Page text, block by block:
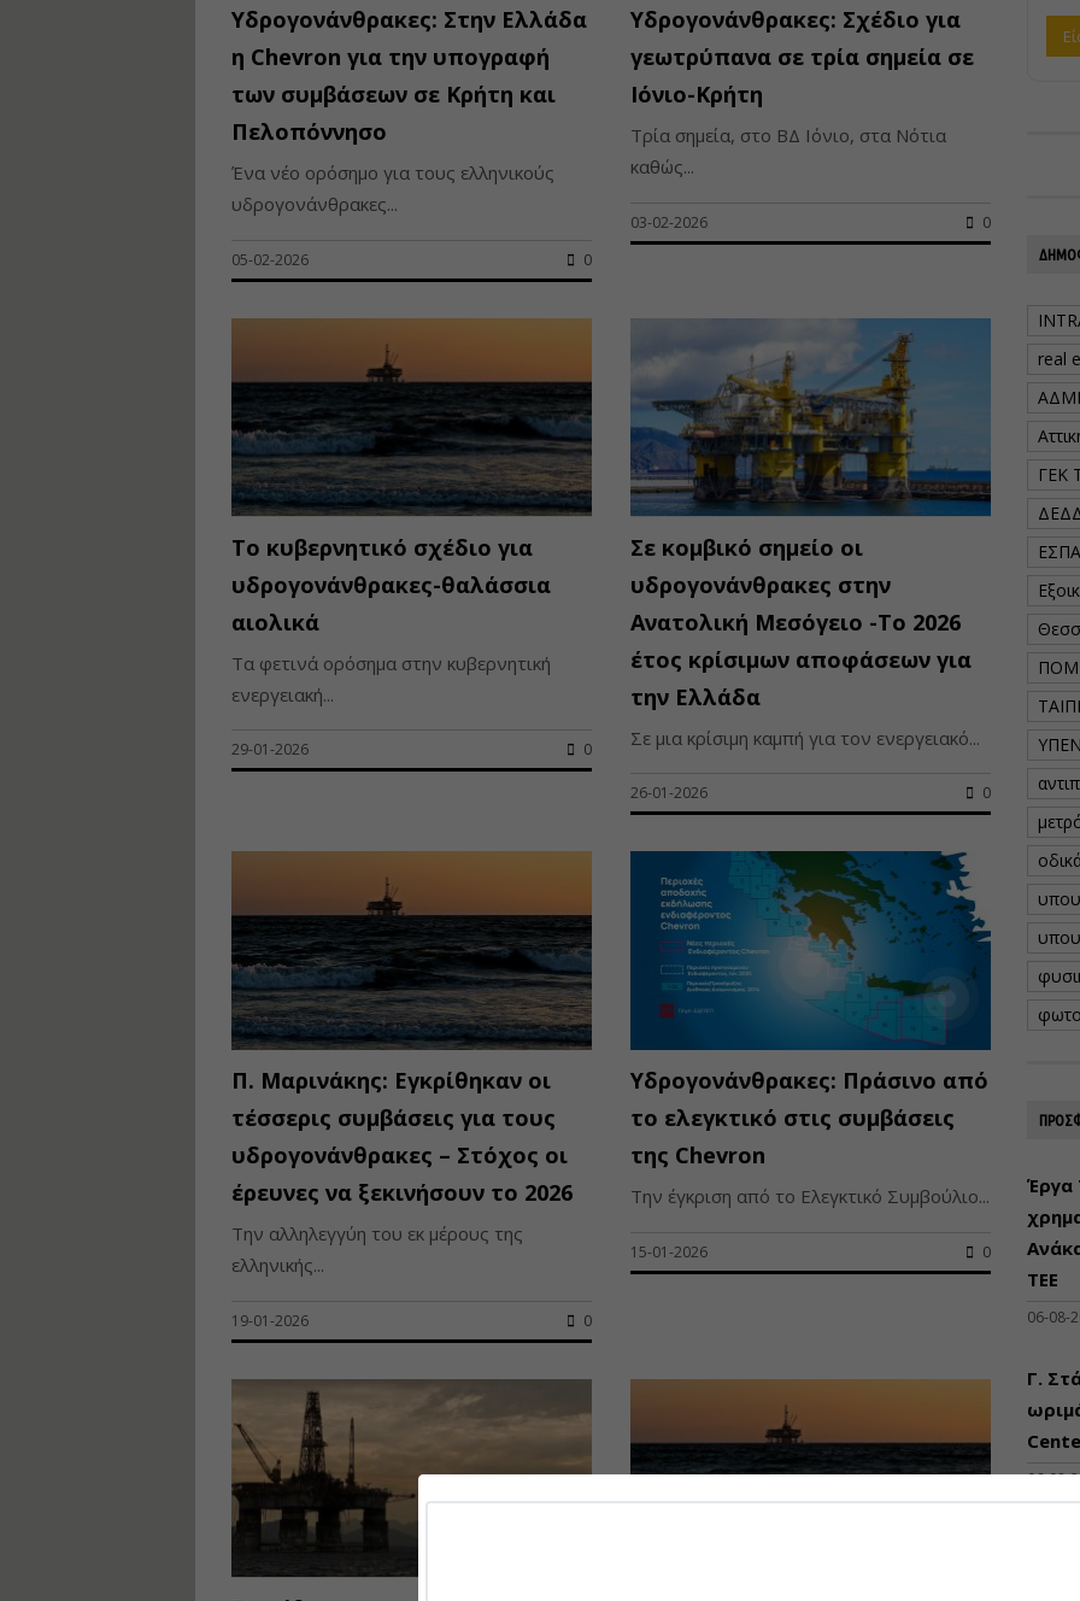
Υδρογονάνθρακες: Στην Ελλάδα
η Chevron για την υπογραφή
των συμβάσεων σε Κρήτη και
Πελοπόννησο
Ένα νέο ορόσημο για τους ελληνικούς
υδρογονάνθρακες...
05-02-2026 0
Υδρογονάνθρακες: Σχέδιο για
γεωτρύπανα σε τρία σημεία σε
Ιόνιο-Κρήτη
Τρία σημεία, στο ΒΔ Ιόνιο, στα Νότια
καθώς...
03-02-2026 0
Το κυβερνητικό σχέδιο για
υδρογονάνθρακες-θαλάσσια
αιολικά
Τα φετινά ορόσημα στην κυβερνητική
ενεργειακή...
29-01-2026 0
Σε κομβικό σημείο οι
υδρογονάνθρακες στην
Ανατολική Μεσόγειο -Το 2026
έτος κρίσιμων αποφάσεων για
την Ελλάδα
Σε μια κρίσιμη καμπή για τον ενεργειακό...
26-01-2026 0
Π. Μαρινάκης: Εγκρίθηκαν οι
τέσσερις συμβάσεις για τους
υδρογονάνθρακες – Στόχος οι
έρευνες να ξεκινήσουν το 2026
Την αλληλεγγύη του εκ μέρους της
ελληνικής...
19-01-2026 0
Υδρογονάνθρακες: Πράσινο από
το ελεγκτικό στις συμβάσεις
της Chevron
Την έγκριση από το Ελεγκτικό Συμβούλιο...
15-01-2026 0
real
ΓΕΚ
ΕΣΠΑ
ΥΠΕΝ
Έργα
ΤΕΕ
06-08-
Γ.
06-08-